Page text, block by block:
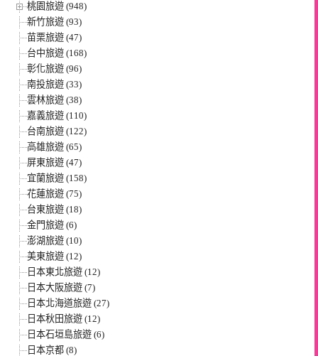
桃園旅遊 (948)
新竹旅遊 (93)
苗栗旅遊 (47)
台中旅遊 (168)
彰化旅遊 (96)
南投旅遊 (33)
雲林旅遊 (38)
嘉義旅遊 (110)
台南旅遊 (122)
高雄旅遊 (65)
屏東旅遊 (47)
宜蘭旅遊 (158)
花蓮旅遊 (75)
台東旅遊 (18)
金門旅遊 (6)
澎湖旅遊 (10)
美東旅遊 (12)
日本東北旅遊 (12)
日本大阪旅遊 (7)
日本北海道旅遊 (27)
日本秋田旅遊 (12)
日本石垣島旅遊 (6)
日本京都 (8)